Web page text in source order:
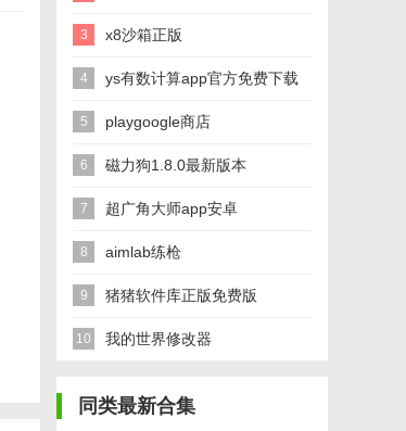
3 x8沙箱正版
4 ys有数计算app官方免费下载
5 playgoogle商店
6 磁力狗1.8.0最新版本
7 超广角大师app安卓
8 aimlab练枪
9 猪猪软件库正版免费版
10 我的世界修改器
同类最新合集